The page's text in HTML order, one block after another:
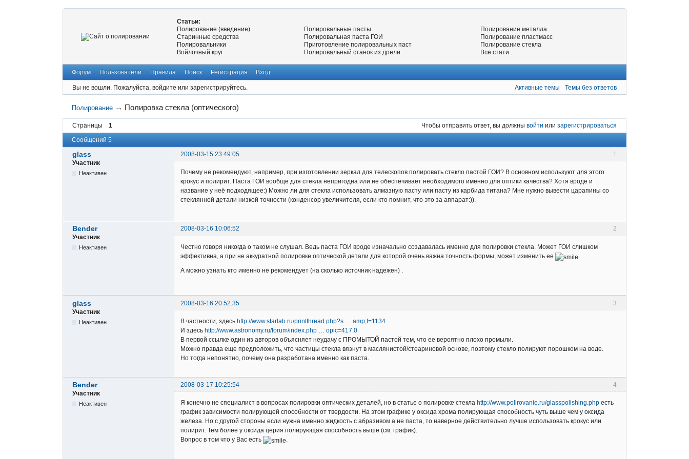
Статьи:
Полирование (введение)
Старинные средства
Полировальники
Войлочный круг
Полировальные пасты
Полировальная паста ГОИ
Приготовление полировальных паст
Полировальный станок из дрели
Полирование металла
Полирование пластмасс
Полирование стекла
Все стати ...
Форум Пользователи Правила Поиск Регистрация Вход
Вы не вошли. Пожалуйста, войдите или зарегистрируйтесь. Активные темы Темы без ответов
Полирование → Полировка стекла (оптического)
Страницы 1 Чтобы отправить ответ, вы должны войти или зарегистрироваться
Сообщений 5
1
glass
2008-03-15 23:49:05
Участник
Неактивен
Почему не рекомендуют, например, при изготовлении зеркал для телескопов полировать стекло пастой ГОИ? В основном используют для этого
крокус и полирит. Паста ГОИ вообще для стекла непригодна или не обеспечивает необходимого именно для оптики качества? Хотя вроде и
название у неё подходящее:) Можно ли для стекла использовать алмазную пасту или пасту из карбида титана? Мне нужно вывести царапины со
стеклянной детали низкой точности (конденсор увеличителя, если кто помнит, что это за аппарат:)).
2
Bender
2008-03-16 10:06:52
Участник
Неактивен
Честно говоря никогда о таком не слушал. Ведь паста ГОИ вроде изначально создавалась именно для полировки стекла. Может ГОИ слишком
эффективна, а при не аккуратной полировке оптической детали для которой очень важна точность формы, может изменить ее
А можно узнать кто именно не рекомендует (на сколько источник надежен) .
3
glass
2008-03-16 20:52:35
Участник
Неактивен В частности, здесь http://www.starlab.ru/printthread.php?s … amp;t=1134
И здесь http://www.astronomy.ru/forum/index.php … opic=417.0
В первой ссылке один из авторов объясняет неудачу с ПРОМЫТОЙ пастой тем, что ее вероятно плохо промыли.
Можно правда еще предположить, что частицы стекла вязнут в маслянистой/стеариновой основе, поэтому стекло полируют порошком на воде.
Но тогда непонятно, почему она разработана именно как паста.
4
Bender
2008-03-17 10:25:54
Участник
Неактивен Я конечно не специалист в вопросах полировки оптических деталей, но в статье о полировке стекла http://www.polirovanie.ru/glasspolishing.php есть
график зависимости полирующей способности от твердости. На этом графике у оксида хрома полирующая способность чуть выше чем у оксида
железа. Но с другой стороны если нужна именно жидкость с абразивом а не паста, то наверное действительно лучше использовать крокус или
полирит. Тем более у оксида церия полирующая способность выше (см. график).
Вопрос в том что у Вас есть
.